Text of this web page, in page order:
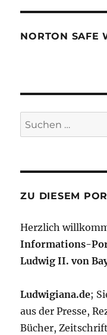
NORTON SAFE
Suchen
nach:
ZU DIESEM
Herzlich
Informations-
Ludwig II. von
Ludwigiana.de;
aus der Presse,
Bücher,